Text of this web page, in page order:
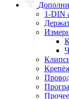
1-DIN